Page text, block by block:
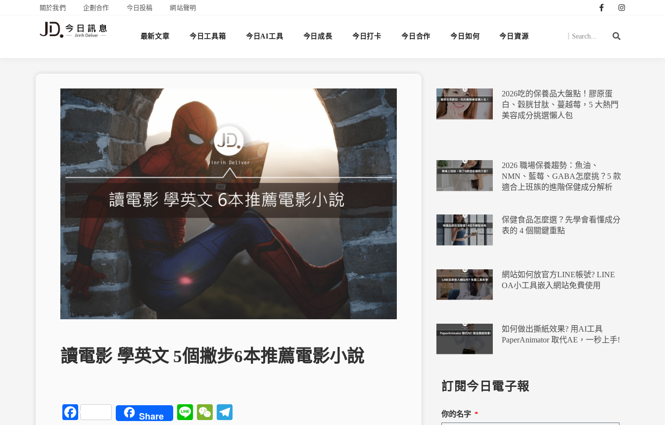
關於我們 企劃合作 今日投稿 網站聲明
最新文章 今日工具箱 今日AI工具 今日成長 今日打卡 今日合作 今日如何 今日資源
讀電影 學英文 5個撇步6本推薦電影小說
F
Share
Li W
2026吃的保養品大盤點！膠原蛋
白、穀胱甘肽、蔓越莓，5 大熱門
美容成分挑選懶人包
2026 職場保養趨勢：魚油、
NMN、藍莓、GABA怎麼挑？5 款
適合上班族的進階保健成分解析
保健食品怎麼選？先學會看懂成分
表的 4 個關鍵重點
網站如何放官方LINE帳號? LINE
OA小工具嵌入網站免費使用
如何做出撕紙效果? 用AI工具
PaperAnimator 取代AE，一秒上手!
訂閱今日電子報
你的名字